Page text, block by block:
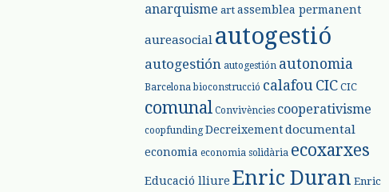
anarquisme art assemblea permanent
aureasocial autogestió
autogestión autogestión autonomia
Barcelona bioconstrucció calafou CIC CIC
comunal Convivències cooperativisme
coopfunding Decreixementdocumental
economia economia solidària ecoxarxes
Educació lliure Enric Duran Enric